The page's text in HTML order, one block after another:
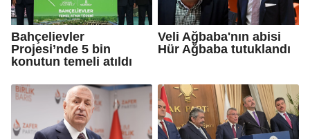
Bahçelievler
Projesi’nde 5 bin
konutun temeli atıldı
Veli Ağbaba'nın abisi
Hür Ağbaba tutuklandı